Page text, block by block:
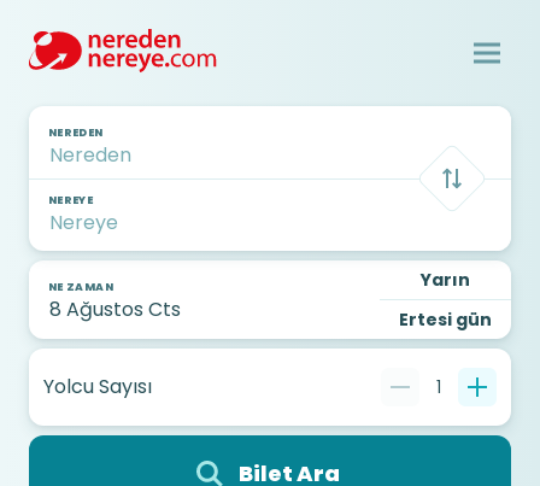
NEREDEN
NEREYE
NE ZAMAN
Yarın
Ertesi gün
Yolcu Sayısı 1
Bilet Ara